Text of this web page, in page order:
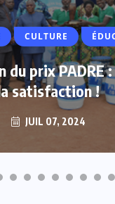
CULTURE
prix PADRE :
satisfaction !
JUIL 07, 2024
ACTUALITE
leur
les populations
JUIL 07, 2024